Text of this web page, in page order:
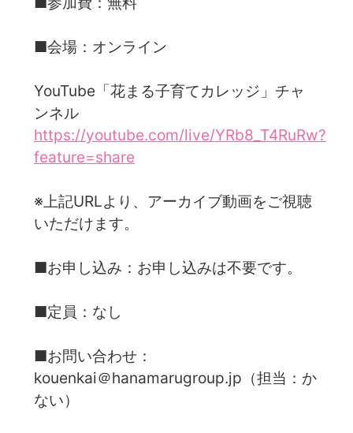
■会場：オンライン
YouTube「花まる子育てカレッジ」チャ
ンネル
https://youtube.com/live/YRb8_T4RuRw?
feature=share
※上記URLより、アーカイブ動画をご視聴
いただけます。
■お申し込み：お申し込みは不要です。
■定員：なし
■お問い合わせ：
kouenkai＠hanamarugroup.jp（担当：か
ない）